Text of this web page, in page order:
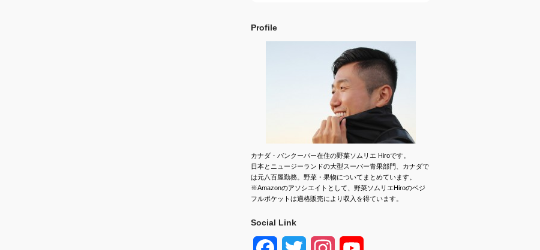
Profile
カナダ・バンクーバー在住の野菜ソムリエ Hiroです。
日本とニュージーランドの大型スーパー青果部門、カナダで
は元八百屋勤務。野菜・果物についてまとめています。
※Amazonのアソシエイトとして、野菜ソムリエHiroのベジ
フルポケットは適格販売により収入を得ています。
Social Link